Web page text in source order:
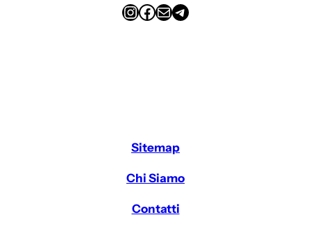
InstagramFacebook Email Telegram
Sitemap
Chi Siamo
Contatti